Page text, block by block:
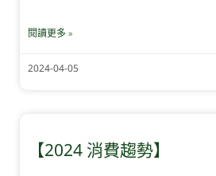
閱讀更多 »
2024-04-05
【2024 消費趨勢】